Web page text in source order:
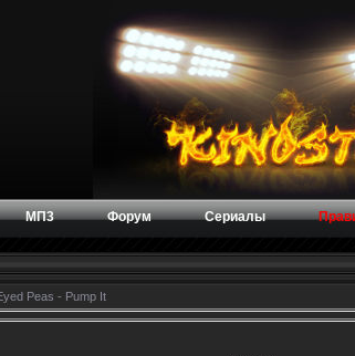
МП3 Форум Сериалы
Peas - Pump It